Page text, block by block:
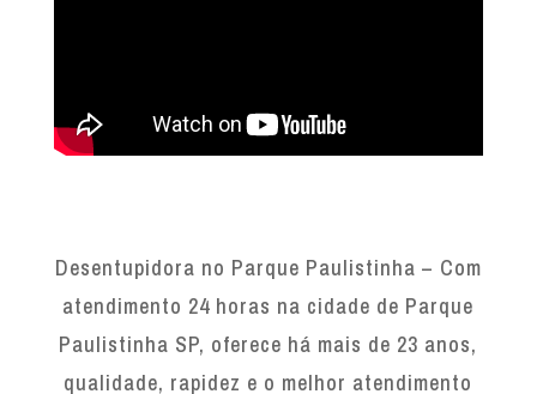
Desentupidora no Parque Paulistinha – Com
atendimento 24 horas na cidade de Parque
Paulistinha SP, oferece há mais de 23 anos,
qualidade, rapidez e o melhor atendimento